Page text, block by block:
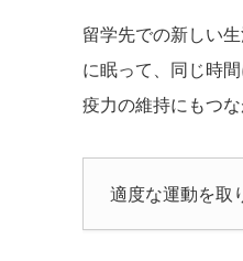
留学先での新しい
に眠って、同じ時
疫力の維持にもつな
適度な運動を取